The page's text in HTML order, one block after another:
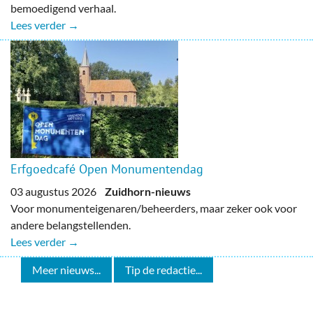
bemoedigend verhaal.
Lees verder →
Erfgoedcafé Open Monumentendag
03 augustus 2026 Zuidhorn-nieuws
Voor monumenteigenaren/beheerders, maar zeker ook voor
andere belangstellenden.
Lees verder →
Meer nieuws... Tip de redactie...